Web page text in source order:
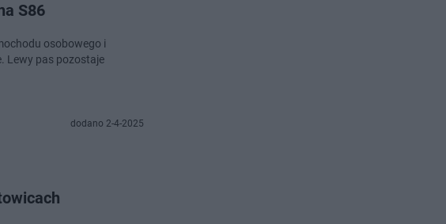
S86
osobowego i
Lewy pas pozostaje
dodano 2-4-2025